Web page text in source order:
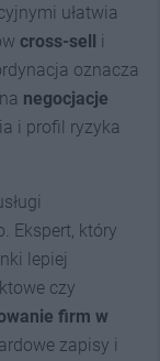
ułatwia
cross-sell i
oznacza
negocjacje
i profil ryzyka
Ekspert, który
lepiej
czy
firm w
zapisy i